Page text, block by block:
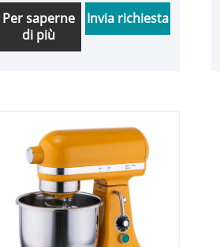
latticini e dei condimenti.
Fornisce una regolazione
della velocità,
multifunzionale. Essendo
un'attrezzatura di alta
qualità sotto Ningbo Saibo
Machinery Co., Ltd., i
miscelatori del marchio
SYBO sono profondamente
Per saperne
di più
Invia richiesta